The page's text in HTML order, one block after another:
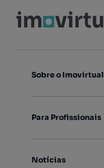
Sobre o Imovirtual
Para Profissionais
Notícias